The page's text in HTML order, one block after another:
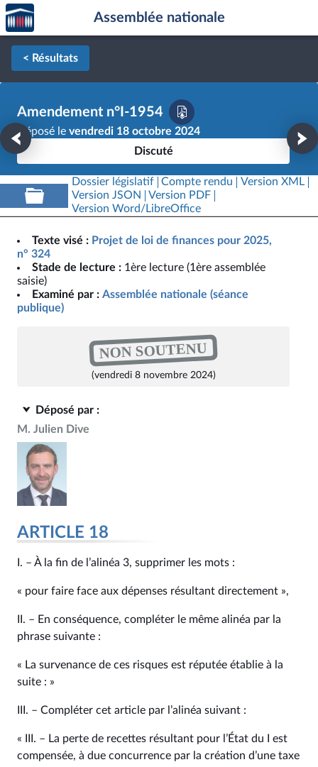
Aller au contenu
Aller en bas de la page
Accèder
à la
page
d'accueil
Assemblée nationale
< Résultats
Amendement n°I-1954
Déposé le vendredi 18 octobre 2024
Discuté
Dossier législatif Compte rendu
Version XML
Version JSON
Version PDF
Version Word/LibreOffice
Texte visé : Projet de loi de finances pour 2025,
n° 324
Stade de lecture : 1ère lecture (1ère assemblée
saisie)
Examiné par : Assemblée nationale (séance
publique)
NON SOUTENU
(vendredi 8 novembre 2024)
Déposé par :
M. Julien Dive
ARTICLE 18
I. – À la fin de l’alinéa 3, supprimer les mots :
« pour faire face aux dépenses résultant directement »,
II. – En conséquence, compléter le même alinéa par la
phrase suivante :
« La survenance de ces risques est réputée établie à la
suite : »
III. – Compléter cet article par l’alinéa suivant :
« III. – La perte de recettes résultant pour l’État du I est
compensée, à due concurrence par la création d’une taxe